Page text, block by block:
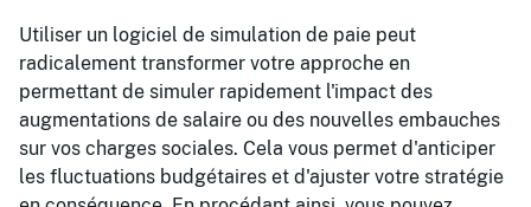
Utiliser un logiciel de simulation de paie peut
radicalement transformer votre approche en
permettant de simuler rapidement l'impact des
augmentations de salaire ou des nouvelles embauches
sur vos charges sociales. Cela vous permet d'anticiper
les fluctuations budgétaires et d'ajuster votre stratégie